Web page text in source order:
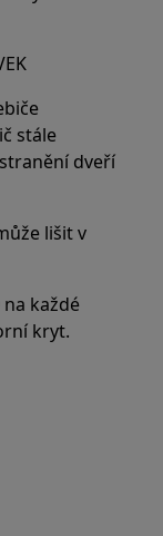
stále
dveří
lišit v
každé
kryt.